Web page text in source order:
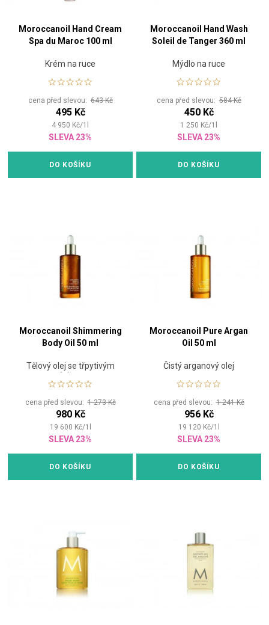
Moroccanoil Hand Cream
Spa du Maroc 100 ml
Krém na ruce
cena před slevou:643 Kč
495 Kč
4 950 Kč/1
SLEVA 23%
DO KOŠÍKU
Moroccanoil Hand Wash
Soleil de Tanger 360 ml
Mýdlo na ruce
cena před slevou:584 Kč
450 Kč
1 250 Kč/1
SLEVA 23%
DO KOŠÍKU
Moroccanoil Shimmering
Body Oil 50 ml
Tělový olej se třpytivým
efektem
cena před slevou:1 273 Kč
980 Kč
19 600 Kč/1
SLEVA 23%
DO KOŠÍKU
Moroccanoil Pure Argan
Oil 50 ml
Čistý arganový olej
cena před slevou:1 241 Kč
956 Kč
19 120 Kč/1
SLEVA 23%
DO KOŠÍKU